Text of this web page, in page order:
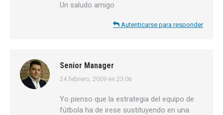
Un saludo amigo
Autenticarse para responder
Senior Manager
dice:
24 febrero, 2009 en 23:06
Yo pienso que la estrategia del equipo de
fútbola ha de irese sustituyendo en una